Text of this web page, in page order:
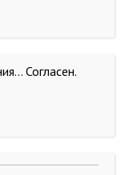
Согласен.